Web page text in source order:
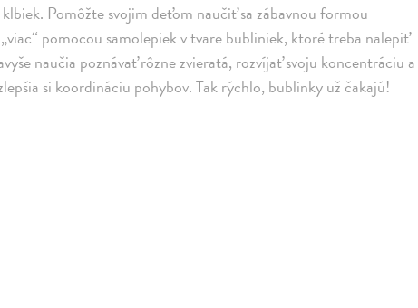
Pomôžte svojim deťom naučiť sa zábavnou formou
pomocou samolepiek v tvare bubliniek, ktoré treba nalepiť
naučia poznávať rôzne zvieratá, rozvíjať svoju koncentráciu a
si koordináciu pohybov. Tak rýchlo, bublinky už čakajú!